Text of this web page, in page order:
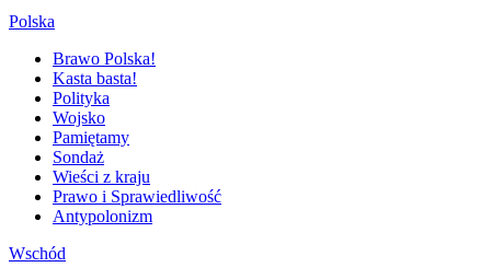
Polska
Brawo Polska!
Kasta basta!
Polityka
Wojsko
Pamiętamy
Sondaż
Wieści z kraju
Prawo i Sprawiedliwość
Antypolonizm
Wschód